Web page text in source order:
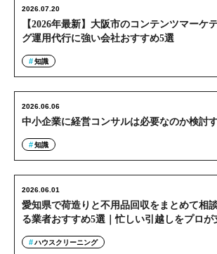
【2026年最新】大阪市のコンテンツマーケ
グ運用代行に強い会社おすすめ5選
2026.07.20
知識
中小企業に経営コンサルは必要なのか検討
2026.06.06
知識
愛知県で荷造りと不用品回収をまとめて相
る業者おすすめ5選｜忙しい引越しをプロが
2026.06.01
ハウスクリーニング